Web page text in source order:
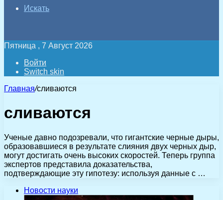
Искать
Пятница , 7 Август 2026
Войти
Switch skin
Главная/сливаются
сливаются
Ученые давно подозревали, что гигантские черные дыры,
образовавшиеся в результате слияния двух черных дыр,
могут достигать очень высоких скоростей. Теперь группа
экспертов представила доказательства,
подтверждающие эту гипотезу: используя данные с …
Новости науки